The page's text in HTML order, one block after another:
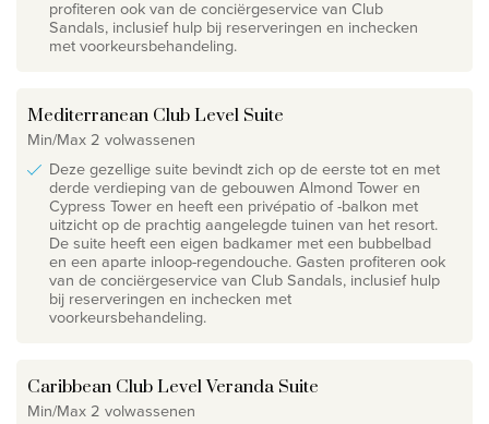
profiteren ook van de conciërgeservice van Club
Sandals, inclusief hulp bij reserveringen en inchecken
met voorkeursbehandeling.
Mediterranean Club Level Suite
Min/Max 2 volwassenen
Deze gezellige suite bevindt zich op de eerste tot en met
derde verdieping van de gebouwen Almond Tower en
Cypress Tower en heeft een privépatio of -balkon met
uitzicht op de prachtig aangelegde tuinen van het resort.
De suite heeft een eigen badkamer met een bubbelbad
en een aparte inloop-regendouche. Gasten profiteren ook
van de conciërgeservice van Club Sandals, inclusief hulp
bij reserveringen en inchecken met
voorkeursbehandeling.
Caribbean Club Level Veranda Suite
Min/Max 2 volwassenen